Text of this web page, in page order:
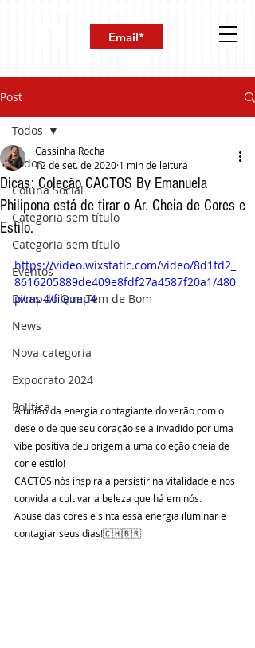
Post
Todos
Coluna Social
Categoria sem título
Categoria sem título
Eventos
Dicas do Que Tem de Bom
News
Nova categoria
Expocrato 2024
Política
Todos
Dicas: Coleção CACTOS By Emanuela
Philipona está de tirar o Ar. Cheia de Cores e
Estilo.
Cassinha Rocha
12 de set. de 2020 1 min de leitura
https://video.wixstatic.com/video/8d1fd2_
8616205889de409e8fdf27a4587f20a1/480
p/mp4/file.mp4
A união da energia contagiante do verão com o
desejo de que seu coração seja invadido por uma
vibe positiva deu origem a uma coleção cheia de
cor e estilo!
CACTOS nós inspira a persistir na vitalidade e nos
convida a cultivar a beleza que há em nós.
Abuse das cores e sinta essa energia iluminar e
contagiar seus dias!🇨🇭🇧🇷